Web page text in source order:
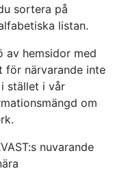
sortera på
listan.
av hemsidor med
för närvarande inte
stället i vår
om
nuvarande